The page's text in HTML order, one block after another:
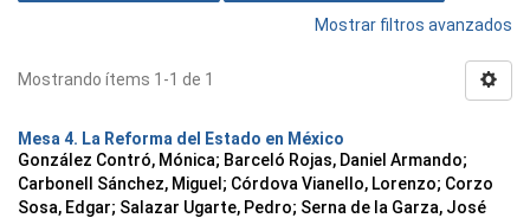
Mostrar filtros avanzados
Mostrando ítems 1-1 de 1
Mesa 4. La Reforma del Estado en México
González Contró, Mónica; Barceló Rojas, Daniel Armando;
Carbonell Sánchez, Miguel ; Córdova Vianello, Lorenzo; Corzo
Sosa, Edgar; Salazar Ugarte, Pedro; Serna de la Garza, José